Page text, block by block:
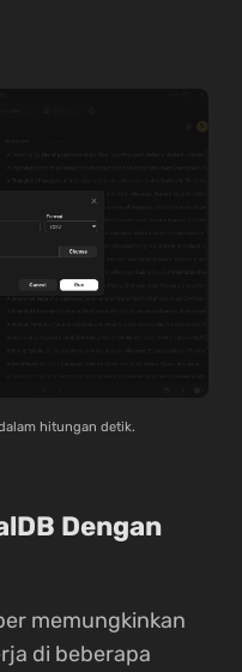
hitungan detik.
Dengan
memungkinkan
di beberapa